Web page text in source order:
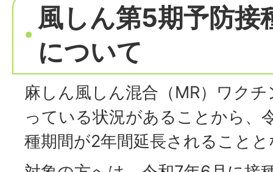
風しん第5期予防接
について
麻しん風しん混合（MR）ワク
っている状況があることから、
種期間が2年間延長されること